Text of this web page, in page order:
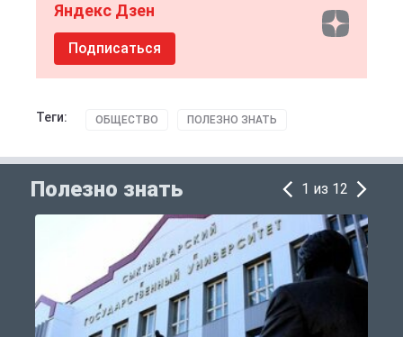
Яндекс Дзен
Подписаться
Теги: ОБЩЕСТВО ПОЛЕЗНО ЗНАТЬ
Полезно знать 1 из 12